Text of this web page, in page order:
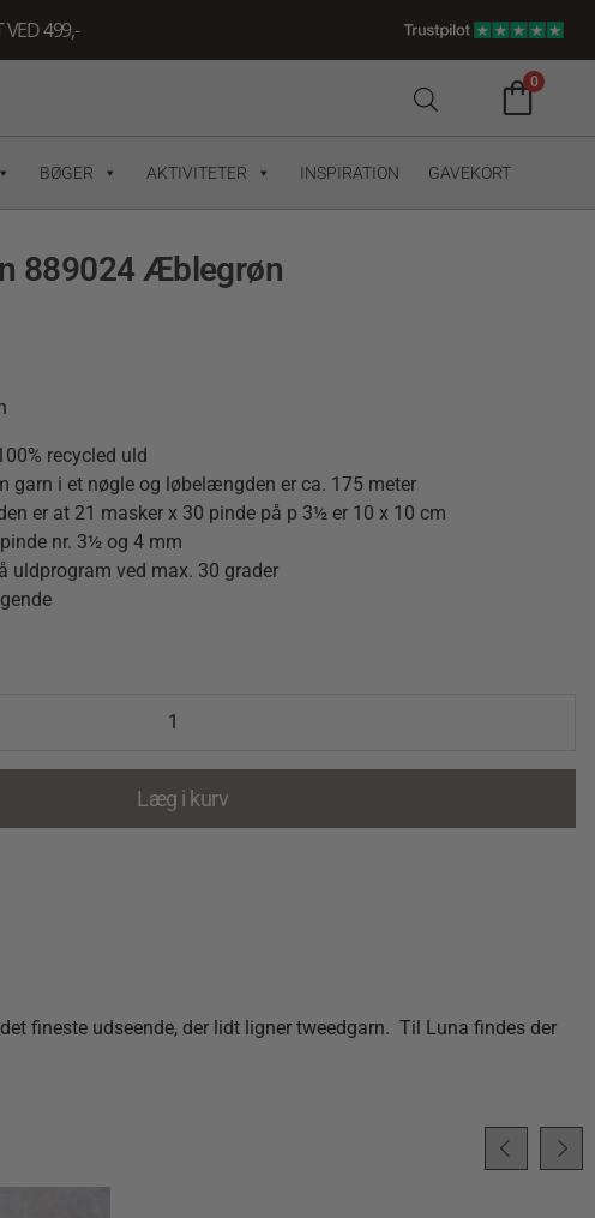
VED 499,-
0
BØGER AKTIVITETER INSPIRATION GAVEKORT
889024 Æblegrøn
recycled uld
garn i et nøgle og løbelængden er ca. 175 meter
er at 21 masker x 30 pinde på p 3½ er 10 x 10 cm
nr. 3½ og 4 mm
uldprogram ved max. 30 grader
Læg i kurv
fineste udseende, der lidt ligner tweedgarn. Til Luna findes der